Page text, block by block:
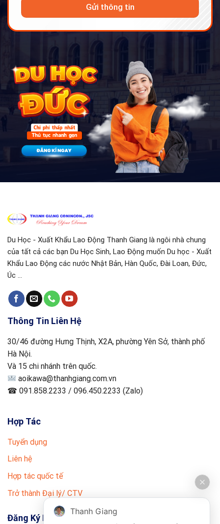
Du Học - Xuất Khẩu Lao Động Thanh Giang là ngôi nhà chung
của tất cả các bạn Du Học Sinh, Lao Động muốn Du học - Xuất
Khẩu Lao Động các nước Nhật Bản, Hàn Quốc, Đài Loan, Đức,
Úc ...
Thông Tin Liên Hệ
30/46 đường Hưng Thịnh, X2A, phường Yên Sở, thành phố
Hà Nội.
Và 15 chi nhánh trên quốc.
aoikawa@thanhgiang.com.vn
☎ 091.858.2233 / 096.450.2233 (Zalo)
Hợp Tác
Tuyển dụng
Liên hệ
Hợp tác quốc tế
Trở thành Đại lý/ CTV
Đăng Ký Nhận Tin
Thanh Giang